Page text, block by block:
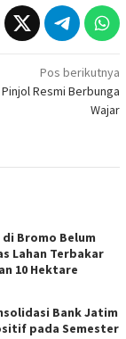
Pos berikutnya
Pinjol Resmi Berbunga
Wajar
Bromo Belum
Lahan Terbakar
10 Hektare
Bank Jatim
pada Semester